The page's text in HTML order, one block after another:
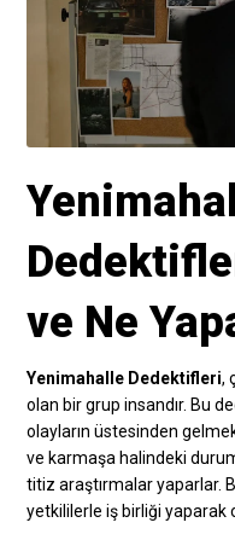
ve Ne
Yenimahalle Dedektifleri,
olan bir grup insandır. Bu
olayların üstesinden
ve karmaşa halindeki
titiz araştırmalar yaparlar.
yetkililerle iş birliği yaparak